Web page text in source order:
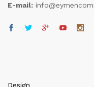
E-mail:
Design